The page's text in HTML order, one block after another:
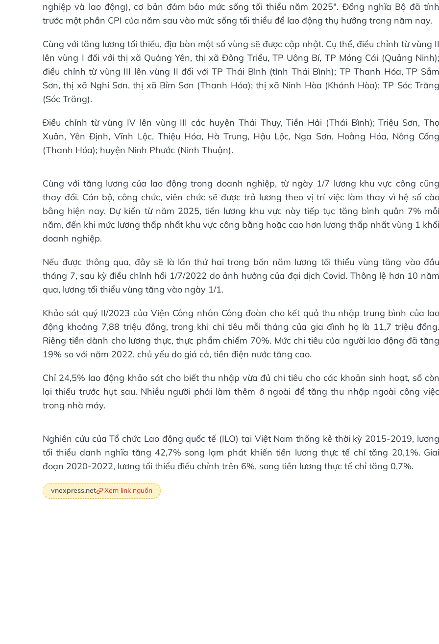
nghiệp và lao động), cơ bản đảm bảo mức sống tối thiểu năm 2025". Đồng nghĩa Bộ đã tính
trước một phần CPI của năm sau vào mức sống tối thiểu để lao động thụ hưởng trong năm nay.
Cùng với tăng lương tối thiểu, địa bàn một số vùng sẽ được cập nhật. Cụ thể, điều chỉnh từ vùng II
lên vùng I đối với thị xã Quảng Yên, thị xã Đông Triều, TP Uông Bí, TP Móng Cái (Quảng Ninh);
điều chỉnh từ vùng III lên vùng II đối với TP Thái Bình (tỉnh Thái Bình); TP Thanh Hóa, TP Sầm
Sơn, thị xã Nghi Sơn, thị xã Bỉm Sơn (Thanh Hóa); thị xã Ninh Hòa (Khánh Hòa); TP Sóc Trăng
(Sóc Trăng).
Điều chỉnh từ vùng IV lên vùng III các huyện Thái Thụy, Tiền Hải (Thái Bình); Triệu Sơn, Thọ
Xuân, Yên Định, Vĩnh Lộc, Thiệu Hóa, Hà Trung, Hậu Lộc, Nga Sơn, Hoằng Hóa, Nông Cống
(Thanh Hóa); huyện Ninh Phước (Ninh Thuận).
Cùng với tăng lương của lao động trong doanh nghiệp, từ ngày 1/7 lương khu vực công cũng
thay đổi. Cán bộ, công chức, viên chức sẽ được trả lương theo vị trí việc làm thay vì hệ số cào
bằng hiện nay. Dự kiến từ năm 2025, tiền lương khu vực này tiếp tục tăng bình quân 7% mỗi
năm, đến khi mức lương thấp nhất khu vực công bằng hoặc cao hơn lương thấp nhất vùng 1 khối
doanh nghiệp.
Nếu được thông qua, đây sẽ là lần thứ hai trong bốn năm lương tối thiểu vùng tăng vào đầu
tháng 7, sau kỳ điều chỉnh hồi 1/7/2022 do ảnh hưởng của đại dịch Covid. Thông lệ hơn 10 năm
qua, lương tối thiểu vùng tăng vào ngày 1/1.
Khảo sát quý II/2023 của Viện Công nhân Công đoàn cho kết quả thu nhập trung bình của lao
động khoảng 7,88 triệu đồng, trong khi chi tiêu mỗi tháng của gia đình họ là 11,7 triệu đồng.
Riêng tiền dành cho lương thực, thực phẩm chiếm 70%. Mức chi tiêu của người lao động đã tăng
19% so với năm 2022, chủ yếu do giá cả, tiền điện nước tăng cao.
Chỉ 24,5% lao động khảo sát cho biết thu nhập vừa đủ chi tiêu cho các khoản sinh hoạt, số còn
lại thiếu trước hụt sau. Nhiều người phải làm thêm ở ngoài để tăng thu nhập ngoài công việc
trong nhà máy.
Nghiên cứu của Tổ chức Lao động quốc tế (ILO) tại Việt Nam thống kê thời kỳ 2015-2019, lương
tối thiểu danh nghĩa tăng 42,7% song lạm phát khiến tiền lương thực tế chỉ tăng 20,1%. Giai
đoạn 2020-2022, lương tối thiểu điều chỉnh trên 6%, song tiền lương thực tế chỉ tăng 0,7%.
vnexpress.net Xem link nguồn